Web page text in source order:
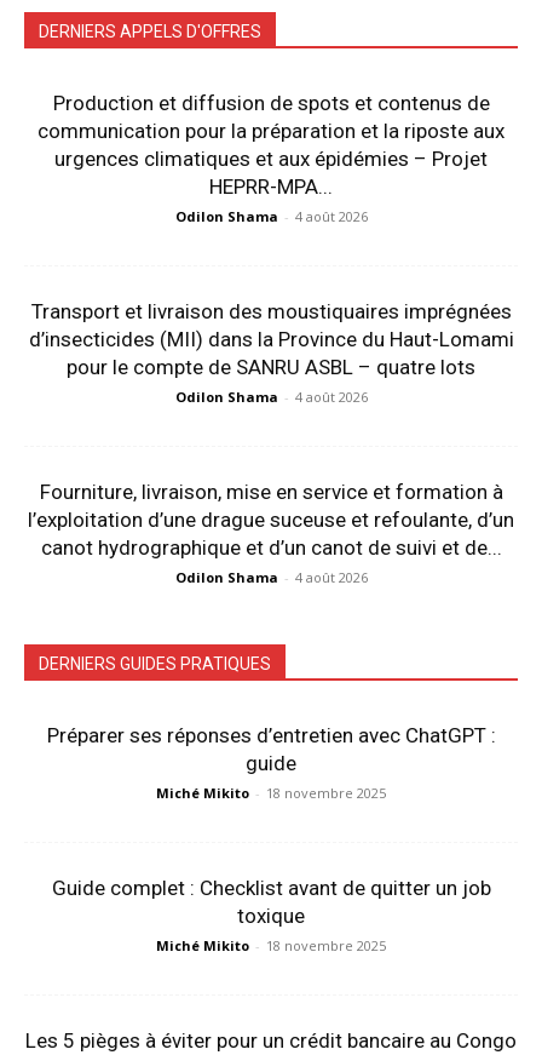
DERNIERS APPELS D'OFFRES
Production et diffusion de spots et contenus de
communication pour la préparation et la riposte aux
urgences climatiques et aux épidémies – Projet
HEPRR-MPA...
Odilon Shama - 4 août 2026
Transport et livraison des moustiquaires imprégnées
d’insecticides (MII) dans la Province du Haut-Lomami
pour le compte de SANRU ASBL – quatre lots
Odilon Shama - 4 août 2026
Fourniture, livraison, mise en service et formation à
l’exploitation d’une drague suceuse et refoulante, d’un
canot hydrographique et d’un canot de suivi et de...
Odilon Shama - 4 août 2026
DERNIERS GUIDES PRATIQUES
Préparer ses réponses d’entretien avec ChatGPT :
guide
Miché Mikito - 18 novembre 2025
Guide complet : Checklist avant de quitter un job
toxique
Miché Mikito - 18 novembre 2025
Les 5 pièges à éviter pour un crédit bancaire au Congo